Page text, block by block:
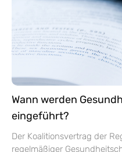
Wann werden
eingeführt?
Der Koalitionsvertrag der
regelmäßiger